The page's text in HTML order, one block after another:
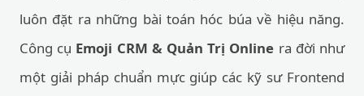
luôn đặt ra những bài toán hóc búa về hiệu năng.
Công cụ Emoji CRM & Quản Trị Online ra đời như
một giải pháp chuẩn mực giúp các kỹ sư Frontend